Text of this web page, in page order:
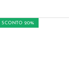
SCONTO 20%